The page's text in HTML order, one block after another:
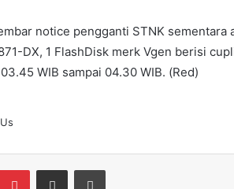
notice pengganti STNK sementara
DX, 1 FlashDisk merk Vgen berisi
WIB sampai 04.30 WIB. (Red)